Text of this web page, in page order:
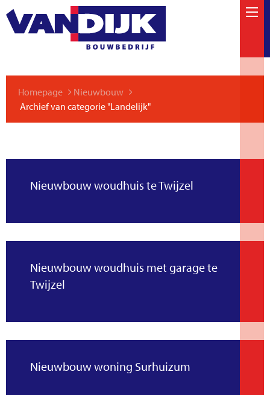
Homepage
Nieuwbouw
Archief van categorie "Landelijk"
Nieuwbouw woudhuis te Twijzel
Nieuwbouw woudhuis met garage te
Twijzel
Nieuwbouw woning Surhuizum